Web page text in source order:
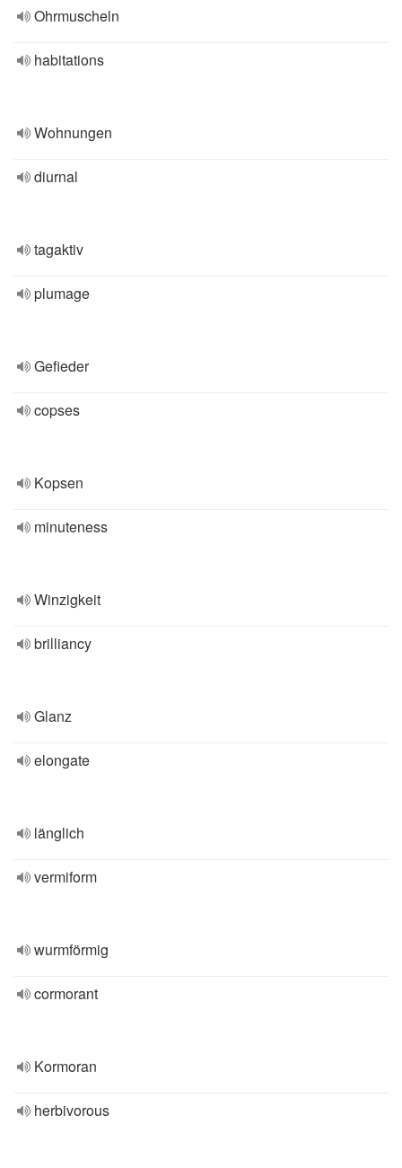
Ohrmuscheln
habitations
Wohnungen
diurnal
tagaktiv
plumage
Gefieder
copses
Kopsen
minuteness
Winzigkeit
brilliancy
Glanz
elongate
länglich
vermiform
wurmförmig
cormorant
Kormoran
herbivorous